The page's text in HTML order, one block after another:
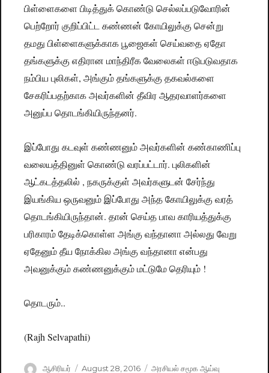
பிள்ளைகளை பிடித்துக் கொண்டு செல்லப்படுவோரின்
பெற்றோர் குறிப்பிட்ட கண்ணன் கோயிலுக்கு சென்று
தமது பிள்ளைகளுக்காக பூஜைகள் செய்வதை ஏதோ
தங்களுக்கு எதிரான மாந்திரீக வேலைகள் ஈடுபடுவதாக
நம்பிய புலிகள்,அங்கும் தங்களுக்கு தகவல்களை
சேகரிப்பதற்காக அவர்களின் தீவிர ஆதரவாளர்களை
அனுப்ப தொடங்கியிருந்தனர்.
இப்போது கடவுள் கண்ணனும் அவர்களின் கண்காணிப்பு
வலையத்தினுள் கொண்டு வரப்பட்டார்.புலிகளின்
ஆட்கடத்தலில் ,நகருக்குள் அவர்களுடன் சேர்ந்து
இயங்கிய ஒருவனும் இப்போது அந்த கோயிலுக்கு வரத்
தொடங்கியிருந்தான்.தான் செய்த பாவ காரியத்துக்கு
பரிகாரம் தேடிக்கொள்ள அங்கு வந்தானா அல்லது வேறு
ஏதேனும் தீய நோக்கில அங்கு வந்தானா என்பது
அவனுக்கும் கண்ணனுக்கும் மட்டுமே தெரியும் !
தொடரும்..
(Rajh Selvapathi)
Author
ஆசிரியர் Posted
August 28, 2016 Categories
அரசியல் சமூக ஆய்வு